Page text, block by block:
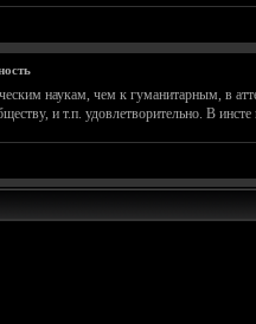
наукам, чем к гуманитарным, в
и т.п. удовлетворительно. В